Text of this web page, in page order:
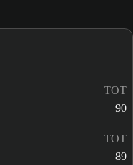
TOT
90
TOT
89